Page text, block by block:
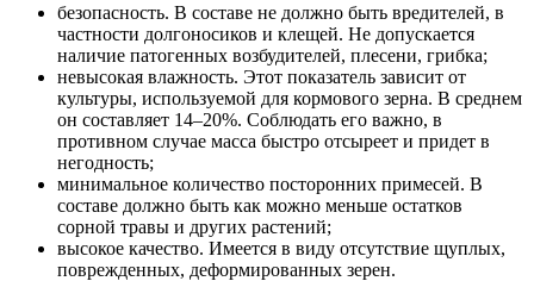
безопасность. В составе не должно быть вредителей, в
частности долгоносиков и клещей. Не допускается
наличие патогенных возбудителей, плесени, грибка;
невысокая влажность. Этот показатель зависит от
культуры, используемой для кормового зерна. В среднем
он составляет 14–20%. Соблюдать его важно, в
противном случае масса быстро отсыреет и придет в
негодность;
минимальное количество посторонних примесей. В
составе должно быть как можно меньше остатков
сорной травы и других растений;
высокое качество. Имеется в виду отсутствие щуплых,
поврежденных, деформированных зерен.